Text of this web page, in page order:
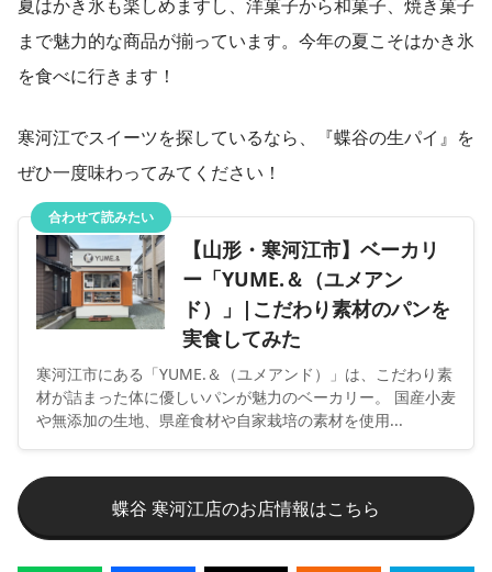
夏はかき氷も楽しめますし、洋菓子から和菓子、焼き菓子
まで魅力的な商品が揃っています。今年の夏こそはかき氷
を食べに行きます！
寒河江でスイーツを探しているなら、『蝶谷の生パイ』を
ぜひ一度味わってみてください！
合わせて読みたい
【山形・寒河江市】ベーカリ
ー「YUME.＆（ユメアン
ド）」|こだわり素材のパンを
実食してみた
寒河江市にある「YUME.＆（ユメアンド）」は、こだわり素
材が詰まった体に優しいパンが魅力のベーカリー。 国産小麦
や無添加の生地、県産食材や自家栽培の素材を使用...
蝶谷 寒河江店のお店情報はこちら